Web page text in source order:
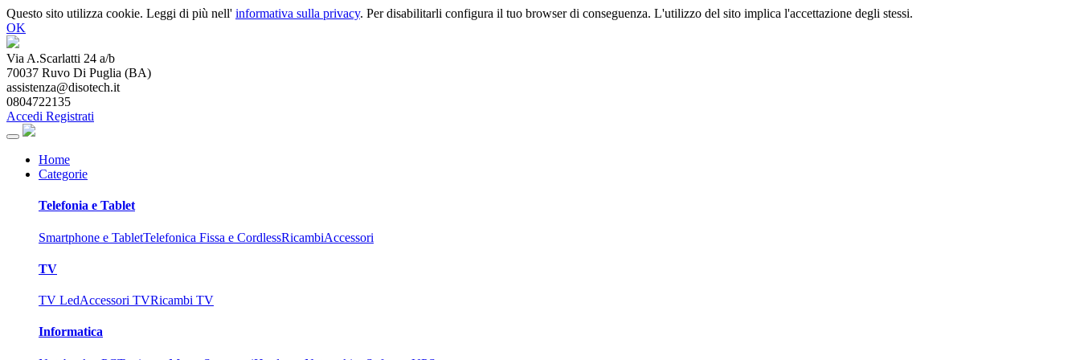
Questo sito utilizza cookie. Leggi di più nell' informativa sulla privacy. Per disabilitarli configura il tuo browser di conseguenza. L'utilizzo del sito implica l'accettazione degli stessi.
OK
Via A.Scarlatti 24 a/b
70037 Ruvo Di Puglia (BA)
assistenza@disotech.it
0804722135
Accedi Registrati
Home
Categorie
Telefonia e Tablet
Smartphone e TabletTelefonica Fissa e CordlessRicambiAccessori
TV
TV LedAccessori TVRicambi TV
Informatica